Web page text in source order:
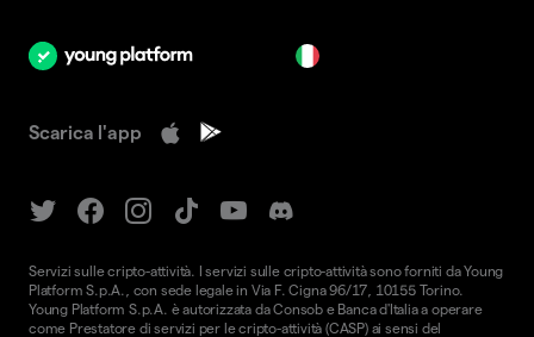
Scarica l'app
Servizi sulle cripto-attività. I servizi sulle cripto-attività sono forniti da Young
Platform S.p.A., con sede legale in Via F. Cigna 96/17, 10155 Torino.
Young Platform S.p.A. è autorizzata da Consob e Banca d'Italia a operare
come Prestatore di servizi per le cripto-attività (CASP) ai sensi del